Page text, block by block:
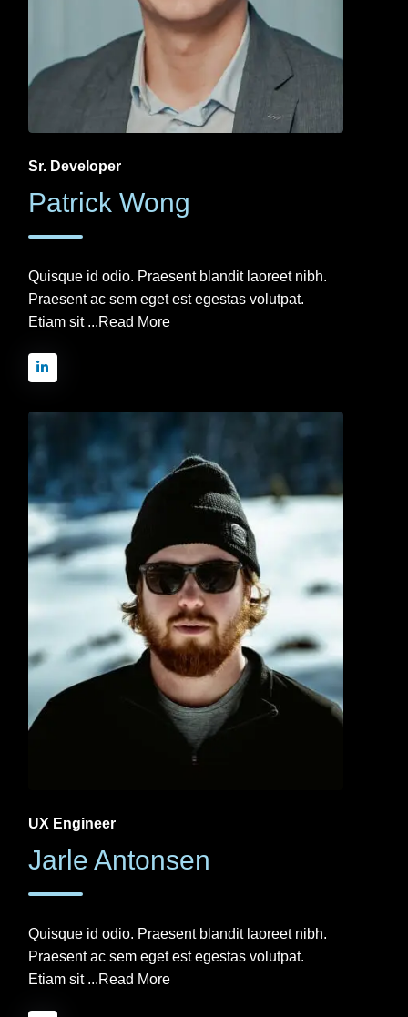
Sr. Developer
Patrick Wong
Quisque id odio. Praesent blandit laoreet nibh.
Praesent ac sem eget est egestas volutpat.
Etiam sit ...Read More
UX Engineer
Jarle Antonsen
Quisque id odio. Praesent blandit laoreet nibh.
Praesent ac sem eget est egestas volutpat.
Etiam sit ...Read More